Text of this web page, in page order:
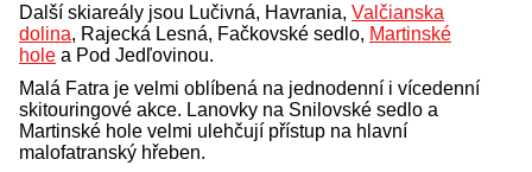
Další skiareály jsou Lučivná, Havrania, Valčianska
dolina, Rajecká Lesná, Fačkovské sedlo, Martinské
hole a Pod Jedľovinou.
Malá Fatra je velmi oblíbená na jednodenní i vícedenní
skitouringové akce. Lanovky na Snilovské sedlo a
Martinské hole velmi ulehčují přístup na hlavní
malofatranský hřeben.